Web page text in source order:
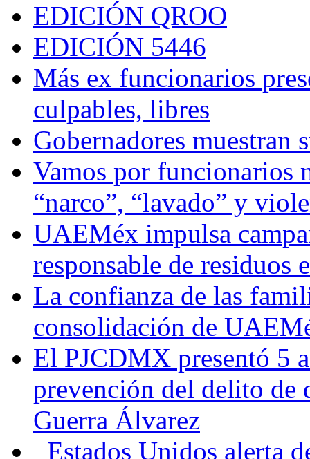
EDICIÓN QROO
EDICIÓN 5446
Más ex funcionarios
culpables, libres
Gobernadores muestran
Vamos por funcionarios
“narco”, “lavado” y
UAEMéx impulsa
responsable de residuos
La confianza de las
consolidación de
El PJCDMX presentó 5
prevención del delito de
Guerra Álvarez
Estados Unidos alerta